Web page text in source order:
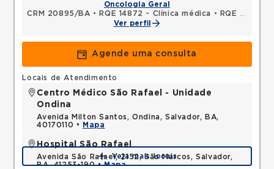
Oncologia Geral
CRM 20895/BA • RQE 14872 - Clínica médica •
RQE 14873 - Oncologia clínica
Ver perfil
Agende uma consulta
Locais de Atendimento
Centro Médico São Rafael - Unidade
Ondina
Avenida Milton Santos, Ondina, Salvador, BA,
40170110 •
Mapa
Hospital São Rafael
Avenida São Rafael, 2152, São Marcos, Salvador,
BA, 41253-190 •Mapa
Veja mais locais